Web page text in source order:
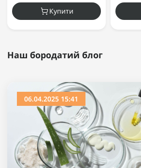
Купити
Наш бородатий блог
06.04.2025 15:41